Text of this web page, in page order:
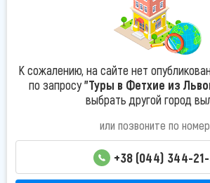
К сожалению, на сайте нет
по запросу"Туры в Фетхие из
выбрать другой город
или позвоните по
+38 (044) 344-